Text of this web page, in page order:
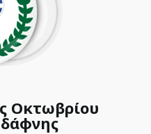
Οκτωβρίου